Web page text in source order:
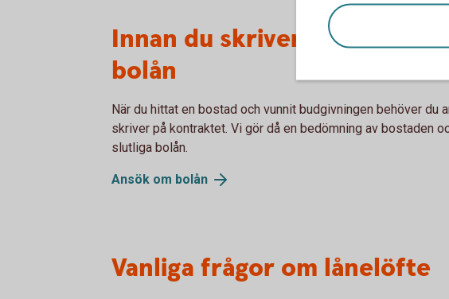
Innan du skriver på
bolån
När du hittat en bostad och vunnit budgivningen behöver du
skriver på kontraktet. Vi gör då en bedömning av bostaden
slutliga bolån.
Ansök om bolån
Vanliga frågor om lånelöfte